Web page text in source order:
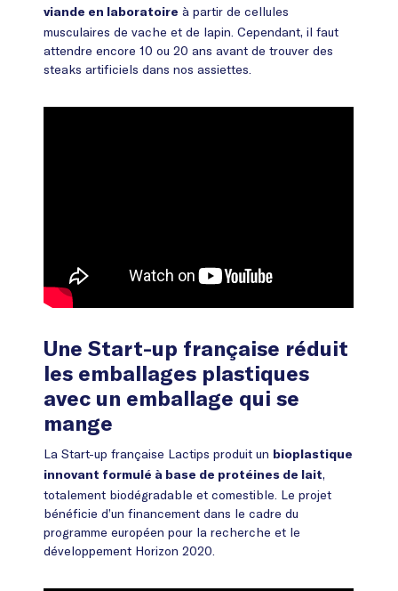
viande en laboratoire à partir de cellules
musculaires de vache et de lapin. Cependant, il faut
attendre encore 10 ou 20 ans avant de trouver des
steaks artificiels dans nos assiettes.
Une Start-up française réduit
les emballages plastiques
avec un emballage qui se
mange
La Start-up française Lactips produit un bioplastique
innovant formulé à base de protéines de lait,
totalement biodégradable et comestible. Le projet
bénéficie d’un financement dans le cadre du
programme européen pour la recherche et le
développement Horizon 2020.